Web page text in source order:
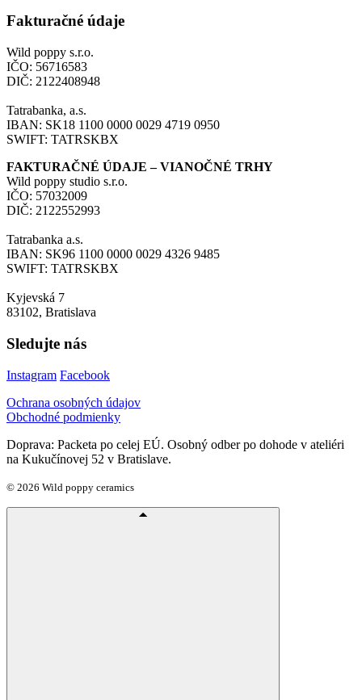
Fakturačné údaje
Wild poppy s.r.o.
IČO: 56716583
DIČ: 2122408948
Tatrabanka, a.s.
IBAN: SK18 1100 0000 0029 4719 0950
SWIFT: TATRSKBX
FAKTURAČNÉ ÚDAJE – VIANOČNÉ TRHY
Wild poppy studio s.r.o.
IČO: 57032009
DIČ: 2122552993
Tatrabanka a.s.
IBAN: SK96 1100 0000 0029 4326 9485
SWIFT: TATRSKBX
Kyjevská 7
83102, Bratislava
Sledujte nás
Instagram Facebook
Ochrana osobných údajov
Obchodné podmienky
Doprava: Packeta po celej EÚ. Osobný odber po dohode v ateliéri
na Kukučínovej 52 v Bratislave.
© 2026 Wild poppy ceramics